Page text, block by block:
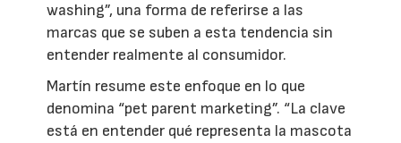
washing”, una forma de referirse a las
marcas que se suben a esta tendencia sin
entender realmente al consumidor.
Martín resume este enfoque en lo que
denomina “pet parent marketing”. “La clave
está en entender qué representa la mascota